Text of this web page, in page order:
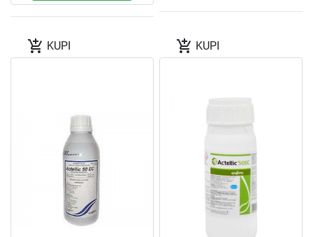
add_shopping_cart KUPI add_shopping_cart KUPI